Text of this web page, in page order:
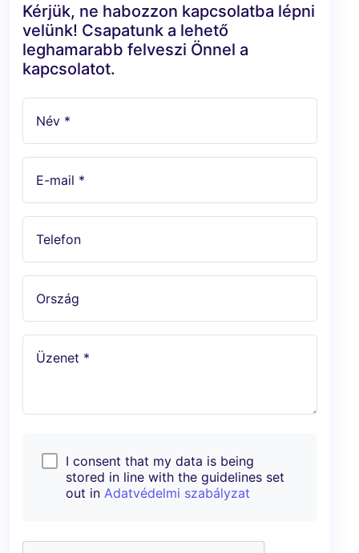
Kérjük, ne habozzon kapcsolatba lépni
velünk! Csapatunk a lehető
leghamarabb felveszi Önnel a
kapcsolatot.
Név *
E-mail *
Telefon
Ország
Üzenet *
I consent that my data is being
stored in line with the guidelines set
out in Adatvédelmi szabályzat